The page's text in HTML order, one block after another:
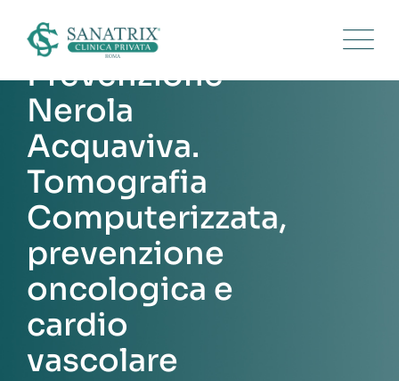
content
Prevenzione
Nerola
Acquaviva.
Tomografia
Computerizzata,
prevenzione
oncologica e
cardio
vascolare